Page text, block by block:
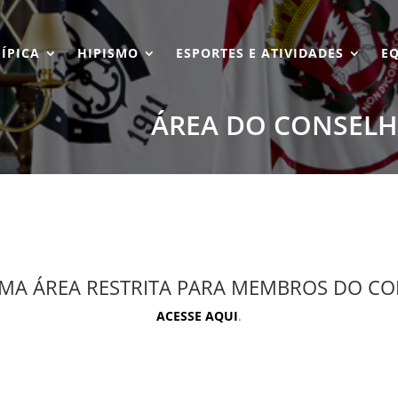
HIPISMO ESPORTES E ATIVIDADES
ÁREA DO
ÁREA RESTRITA PARA MEMBROS DO
ACESSE AQUI.